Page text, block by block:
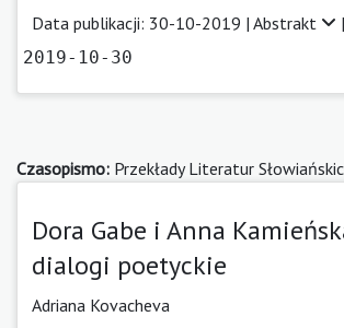
Data publikacji: 30-10-2019 | Abstrakt
2019-10-30
Czasopismo: Przekłady Literatur
Dora Gabe i Anna
dialogi poetyckie
Adriana Kovacheva